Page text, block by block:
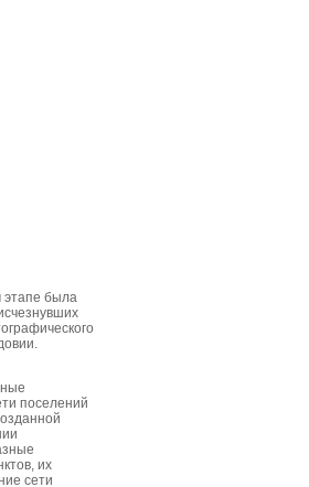
этапе была
поселений
их
сети